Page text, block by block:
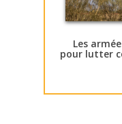
Les
pour lutter